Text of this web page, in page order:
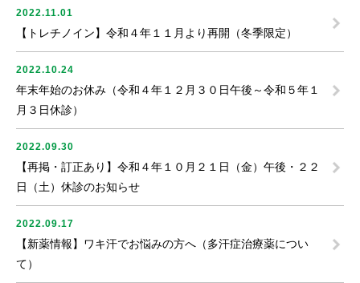
2022.11.01
【トレチノイン】令和４年１１月より再開（冬季限定）
2022.10.24
年末年始のお休み（令和４年１２月３０日午後～令和５年１
月３日休診）
2022.09.30
【再掲・訂正あり】令和４年１０月２１日（金）午後・２２
日（土）休診のお知らせ
2022.09.17
【新薬情報】ワキ汗でお悩みの方へ（多汗症治療薬につい
て）